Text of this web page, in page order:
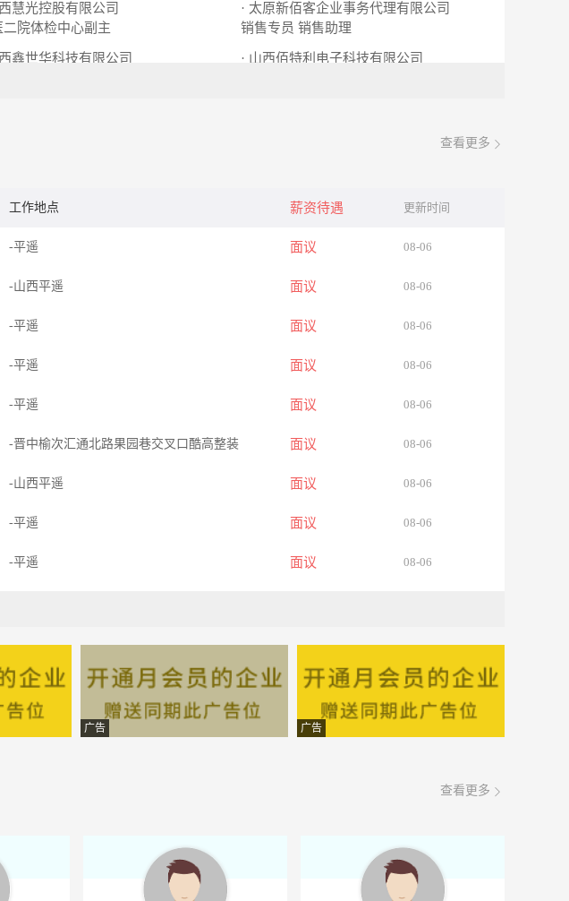
慧光控股有限公司
二院体检中心副主
· 太原新佰客企业事务代理有限公司
销售专员 销售助理
鑫世华科技有限公司
理
· 山西佰特利电子科技有限公司
查看更多
工作地点 薪资待遇 更新时间
-平遥 面议 08-06
-山西平遥 面议 08-06
-平遥 面议 08-06
-平遥 面议 08-06
-平遥 面议 08-06
-晋中榆次汇通北路果园巷交叉口酷高整装 面议 08-06
-山西平遥 面议 08-06
-平遥 面议 08-06
-平遥 面议 08-06
-平遥 面议 08-06
-晋中榆次开发区机械园北街860 面议 08-06
08-06
广告 广告
查看更多